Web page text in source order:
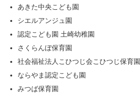
あきた中央こども園
シエルアンジュ園
認定こども園 土崎幼稚園
さくらんぼ保育園
社会福祉法人こひつじ会こひつじ保育園
ならやま認定こども園
みつば保育園